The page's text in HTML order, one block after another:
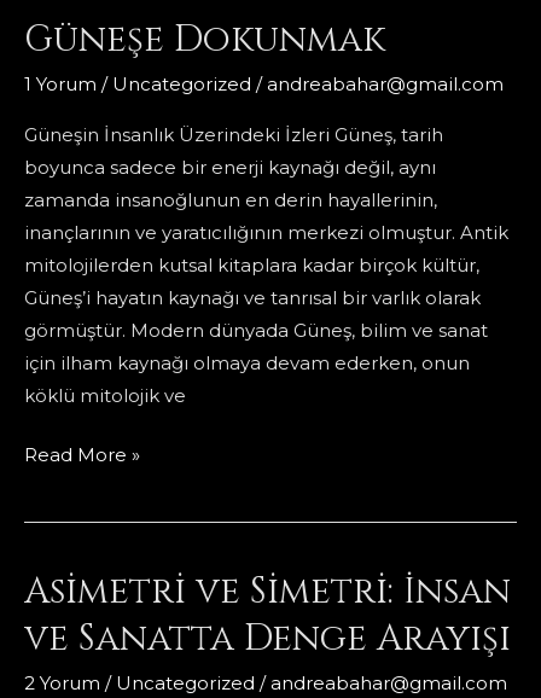
apartmanda
büyümüştüm
Güneşe Dokunmak
1 Yorum / Uncategorized /andreabahar@gmail.com
Güneşin İnsanlık Üzerindeki İzleri Güneş, tarih
boyunca sadece bir enerji kaynağı değil, aynı
zamanda insanoğlunun en derin hayallerinin,
inançlarının ve yaratıcılığının merkezi olmuştur. Antik
mitolojilerden kutsal kitaplara kadar birçok kültür,
Güneş’i hayatın kaynağı ve tanrısal bir varlık olarak
görmüştür. Modern dünyada Güneş, bilim ve sanat
için ilham kaynağı olmaya devam ederken, onun
köklü mitolojik ve
Güneşe
Read More »
Asimetri ve Simetri: İnsan
ve Sanatta Denge Arayışı
2 Yorum / Uncategorized /andreabahar@gmail.com